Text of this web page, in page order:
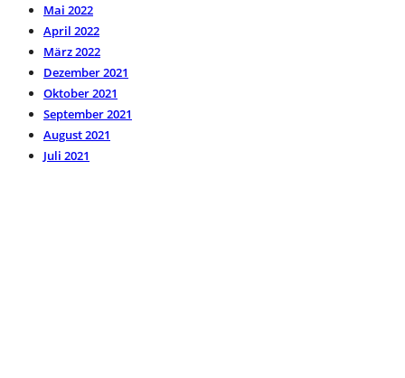
Mai 2022
April 2022
März 2022
Dezember 2021
Oktober 2021
September 2021
August 2021
Juli 2021